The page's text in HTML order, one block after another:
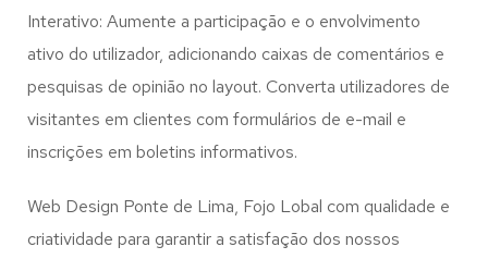
Interativo: Aumente a participação e o envolvimento
ativo do utilizador, adicionando caixas de comentários e
pesquisas de opinião no layout. Converta utilizadores de
visitantes em clientes com formulários de e-mail e
inscrições em boletins informativos.
Web Design Ponte de Lima, Fojo Lobal com qualidade e
criatividade para garantir a satisfação dos nossos